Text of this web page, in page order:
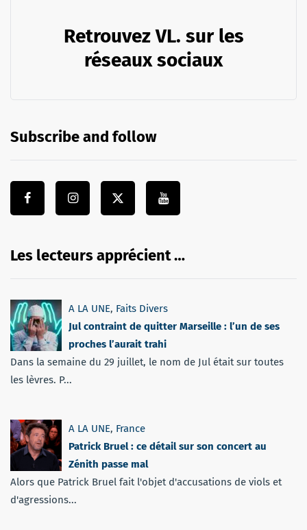
Retrouvez VL. sur les
réseaux sociaux
Subscribe and follow
Les lecteurs apprécient …
A LA UNE, Faits Divers
Jul contraint de quitter Marseille : l’un de ses
proches l’aurait trahi
Dans la semaine du 29 juillet, le nom de Jul était sur toutes
les lèvres. P...
A LA UNE, France
Patrick Bruel : ce détail sur son concert au
Zénith passe mal
Alors que Patrick Bruel fait l'objet d'accusations de viols et
d'agressions...